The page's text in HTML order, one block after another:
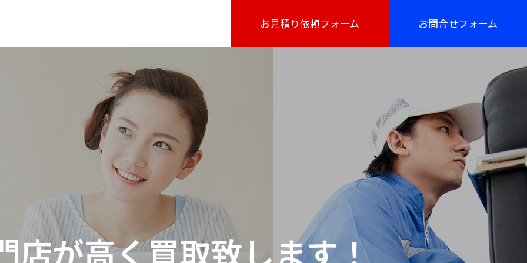
お見積り依頼フォーム お問合せフォーム
店が高く買取致します！